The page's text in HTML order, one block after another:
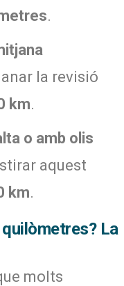
.
la revisió
km.
o amb olis
aquest
km.
La
molts